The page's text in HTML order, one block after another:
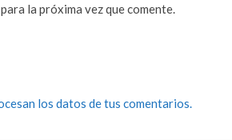
la próxima vez que comente.
los datos de tus comentarios.